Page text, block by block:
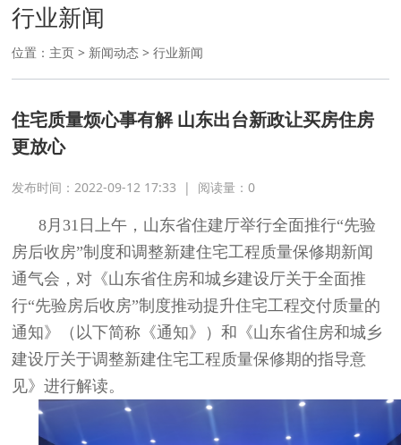
行业新闻
位置： 主页 > 新闻动态 >行业新闻
住宅质量烦心事有解 山东出台新政让买房住房
更放心
发布时间：2022-09-12 17:33 | 阅读量：0
8月31日上午，山东省住建厅举行全面推行“先验
房后收房”制度和调整新建住宅工程质量保修期新闻
通气会，对《山东省住房和城乡建设厅关于全面推
行“先验房后收房”制度推动提升住宅工程交付质量的
通知》（以下简称《通知》）和《山东省住房和城乡
建设厅关于调整新建住宅工程质量保修期的指导意
见》进行解读。